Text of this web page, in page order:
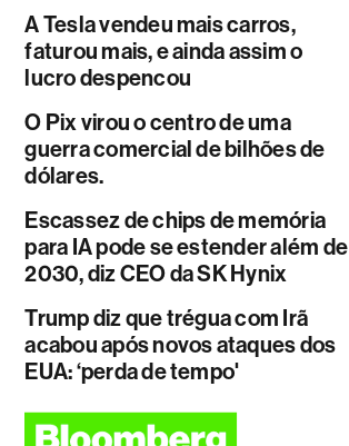
A Tesla vendeu mais carros,
faturou mais, e ainda assim o
lucro despencou
O Pix virou o centro de uma
guerra comercial de bilhões de
dólares.
Escassez de chips de memória
para IA pode se estender além de
2030, diz CEO da SK Hynix
Trump diz que trégua com Irã
acabou após novos ataques dos
EUA: ‘perda de tempo'